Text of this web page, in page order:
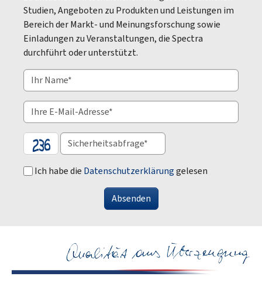
Studien, Angeboten zu Produkten und Leistungen im
Bereich der Markt- und Meinungsforschung sowie
Einladungen zu Veranstaltungen, die Spectra
durchführt oder unterstützt.
Ich habe die Datenschutzerklärunggelesen
Absenden